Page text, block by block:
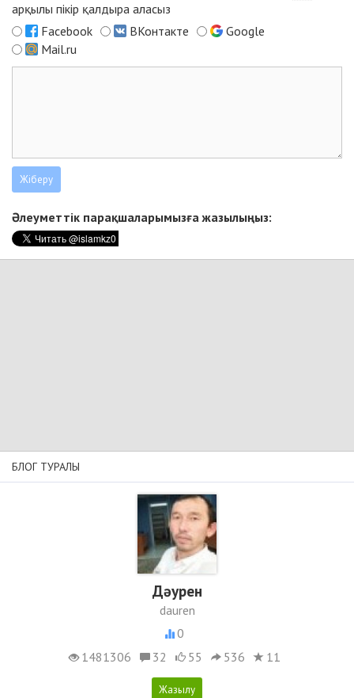
арқылы пікір қалдыра аласыз
Facebook
ВКонтакте
Google
Mail.ru
Әлеуметтік парақшаларымызға жазылыңыз:
БЛОГ ТУРАЛЫ
Дәурен
dauren
0
1481306
32 55 536 11